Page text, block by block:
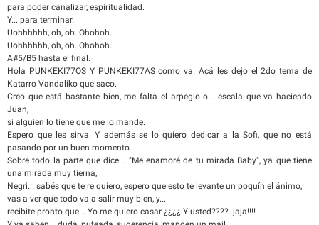
para poder canalizar, espiritualidad.
Y... para terminar.
Uohhhhhh, oh, oh. Ohohoh.
Uohhhhhh, oh, oh. Ohohoh.
A#5/B5 hasta el final.
Hola PUNKEKI77OS Y PUNKEKI77AS como va. Acá les dejo el 2do tema de
Katarro Vandaliko que saco.
Creo que está bastante bien, me falta el arpegio o... escala que va haciendo
Juan,
si alguien lo tiene que me lo mande.
Espero que les sirva. Y además se lo quiero dedicar a la Sofi, que no está
pasando por un buen momento.
Sobre todo la parte que dice... "Me enamoré de tu mirada Baby", ya que tiene
una mirada muy tierna,
Negri... sabés que te re quiero, espero que esto te levante un poquín el ánimo,
vas a ver que todo va a salir muy bien, y...
recibite pronto que... Yo me quiero casar ¿¿¿¿ Y usted????. jaja!!!!